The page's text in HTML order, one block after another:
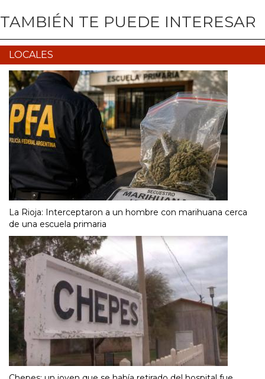
TAMBIÉN TE PUEDE INTERESAR
LOCALES
La Rioja: Interceptaron a un hombre con marihuana cerca
de una escuela primaria